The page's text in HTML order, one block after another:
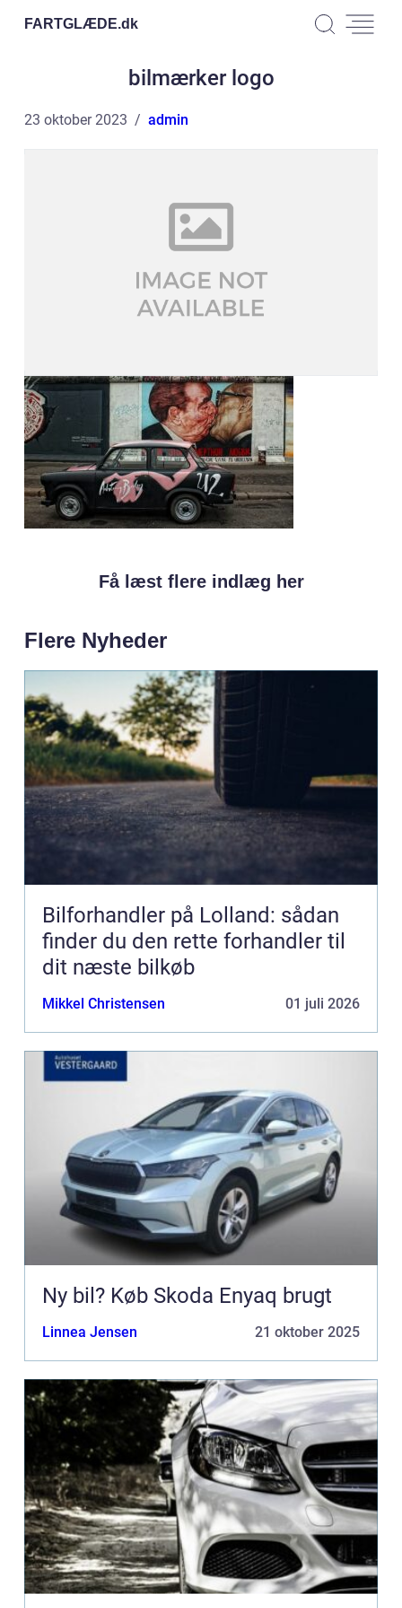
FARTGLÆDE.dk
bilmærker logo
23 oktober 2023 admin
Få læst flere indlæg her
Flere Nyheder
Bilforhandler på Lolland: sådan
finder du den rette forhandler til
dit næste bilkøb
Mikkel Christensen 01 juli 2026
Ny bil? Køb Skoda Enyaq brugt
Linnea Jensen 21 oktober 2025